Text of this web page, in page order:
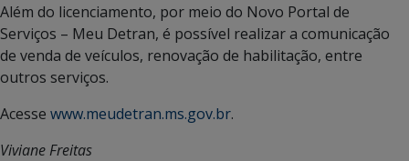
Além do licenciamento, por meio do Novo Portal de
Serviços – Meu Detran, é possível realizar a comunicação
de venda de veículos, renovação de habilitação, entre
outros serviços.
Acesse www.meudetran.ms.gov.br.
Viviane Freitas